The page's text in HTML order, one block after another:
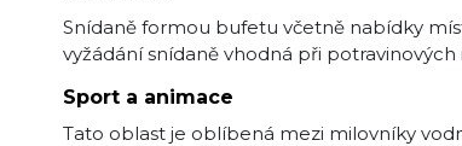
Snídaně formou bufetu včetně nabídky
vyžádání snídaně vhodná při
Sport a animace
Tato oblast je oblíbená mezi milovníky